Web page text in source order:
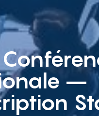
–